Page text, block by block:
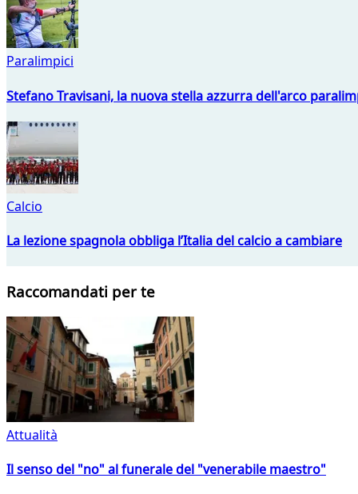
Paralimpici
Stefano Travisani, la nuova stella azzurra dell'arco
Calcio
La lezione spagnola obbliga l’Italia del calcio a cambiare
Raccomandati per te
Attualità
Il senso del "no" al funerale del "venerabile maestro"